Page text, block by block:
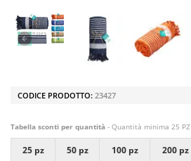
CODICE PRODOTTO: 23427
Tabella sconti per quantità - Quantità minima 25 PZ
25 pz 50 pz 100 pz 200 pz